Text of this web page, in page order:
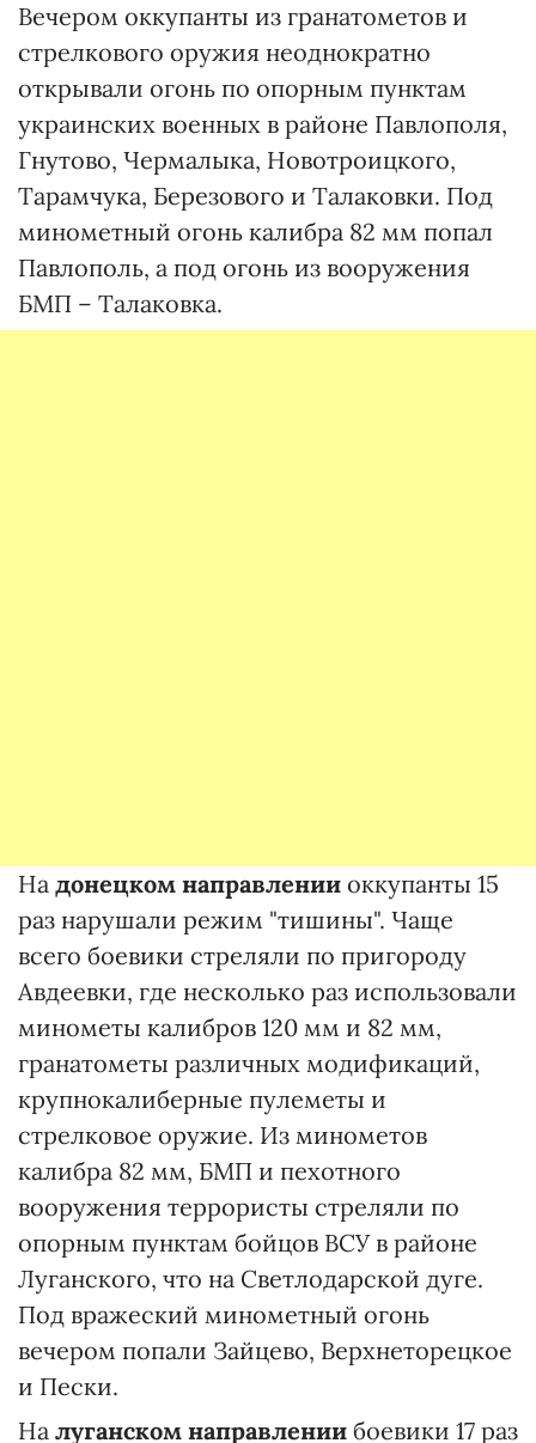
Вечером оккупанты из гранатометов и
стрелкового оружия неоднократно
открывали огонь по опорным пунктам
украинских военных в районе Павлополя,
Гнутово, Чермалыка, Новотроицкого,
Тарамчука, Березового и Талаковки. Под
минометный огонь калибра 82 мм попал
Павлополь, а под огонь из вооружения
БМП – Талаковка.
На донецком направлении оккупанты 15
раз нарушали режим "тишины". Чаще
всего боевики стреляли по пригороду
Авдеевки, где несколько раз использовали
минометы калибров 120 мм и 82 мм,
гранатометы различных модификаций,
крупнокалиберные пулеметы и
стрелковое оружие. Из минометов
калибра 82 мм, БМП и пехотного
вооружения террористы стреляли по
опорным пунктам бойцов ВСУ в районе
Луганского, что на Светлодарской дуге.
Под вражеский минометный огонь
вечером попали Зайцево, Верхнеторецкое
и Пески.
На луганском направлении боевики 17 раз